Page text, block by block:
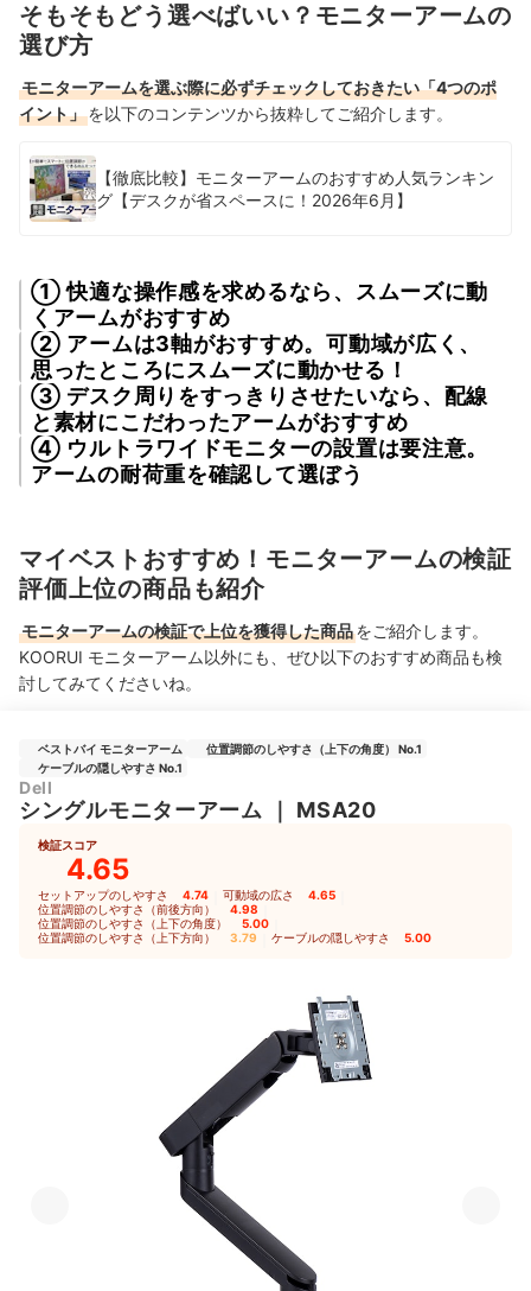
そもそもどう選べばいい？モニターアームの
選び方
モニターアームを選ぶ際に必ずチェックしておきたい「4つのポ
イント」を以下のコンテンツから抜粋してご紹介します。
【徹底比較】モニターアームのおすすめ人気ランキン
グ【デスクが省スペースに！2026年6月】
① 快適な操作感を求めるなら、スムーズに動
くアームがおすすめ
② アームは3軸がおすすめ。可動域が広く、
思ったところにスムーズに動かせる！
③ デスク周りをすっきりさせたいなら、配線
と素材にこだわったアームがおすすめ
④ ウルトラワイドモニターの設置は要注意。
アームの耐荷重を確認して選ぼう
マイベストおすすめ！モニターアームの検証
評価上位の商品も紹介
モニターアームの検証で上位を獲得した商品をご紹介します。
KOORUI モニターアーム以外にも、ぜひ以下のおすすめ商品も検
討してみてくださいね。
ベストバイ モニターアーム
位置調節のしやすさ（上下の角度） No.1
ケーブルの隠しやすさ No.1
Dell
シングルモニターアーム MSA20
検証スコア
4.65
セットアップのしやすさ 4.74 可動域の広さ 4.65
位置調節のしやすさ（前後方向） 4.98
位置調節のしやすさ（上下の角度） 5.00
位置調節のしやすさ（上下方向） 3.79 ケーブルの隠しやすさ 5.00